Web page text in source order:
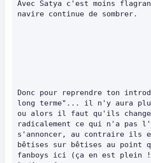
Avec Satya c'est moins
navire continue de
Donc pour reprendre ton
long terme"... il n'y aura
ou alors il faut qu'ils
radicalement ce qui n'a pas
s'annoncer, au contraire ils
bêtises sur bêtises au point
fanboys ici (ça en est plein !)